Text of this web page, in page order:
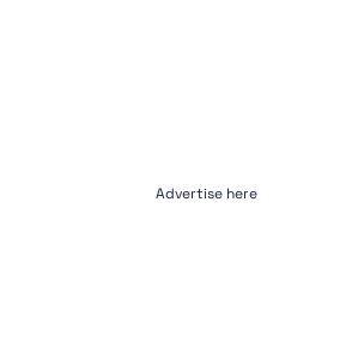
Advertise here